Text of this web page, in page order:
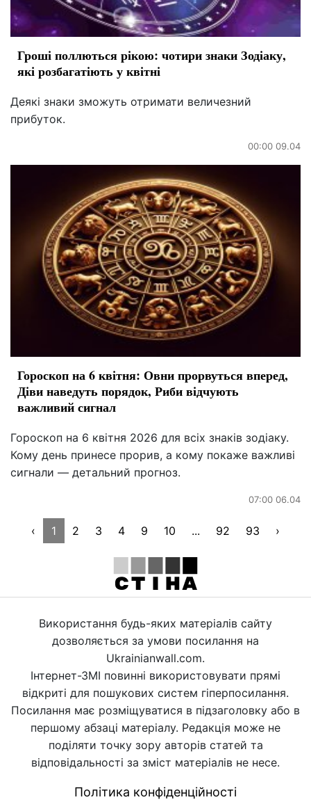
Гроші поллються рікою: чотири знаки Зодіаку,
які розбагатіють у квітні
Деякі знаки зможуть отримати величезний
прибуток.
00:00 09.04
Гороскоп на 6 квітня: Овни прорвуться вперед,
Діви наведуть порядок, Риби відчують
важливий сигнал
Гороскоп на 6 квітня 2026 для всіх знаків зодіаку.
Кому день принесе прорив, а кому покаже важливі
сигнали — детальний прогноз.
07:00 06.04
‹ 1 2 3 4 9 10 ... 92 93 ›
Використання будь-яких матеріалів сайту
дозволяється за умови посилання на
Ukrainianwall.com.
Інтернет-ЗМІ повинні використовувати прямі
відкриті для пошукових систем гіперпосилання.
Посилання має розміщуватися в підзаголовку або в
першому абзаці матеріалу. Редакція може не
поділяти точку зору авторів статей та
відповідальності за зміст матеріалів не несе.
Політика конфіденційності